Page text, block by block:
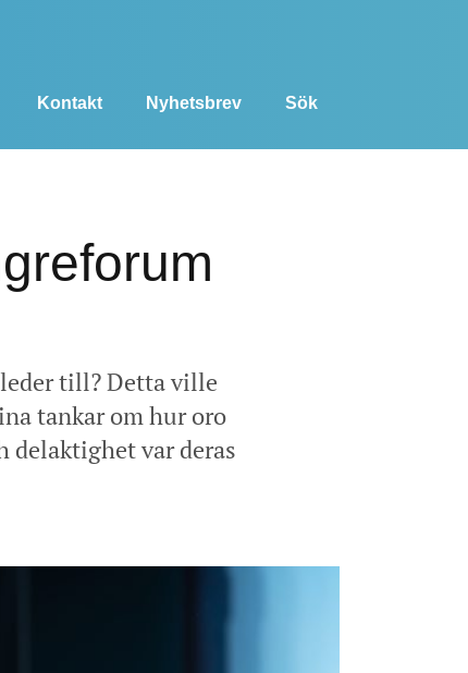
Kontakt Nyhetsbrev Sök
till? Detta ville
tankar om hur oro
delaktighet var deras